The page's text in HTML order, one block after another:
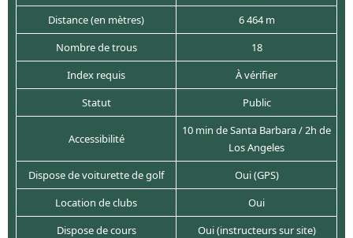
Distance (en mètres)
6 464 m
Nombre de trous
18
Index requis
À vérifier
Statut
Public
Accessibilité
10 min de Santa Barbara / 2h de
Los Angeles
Dispose de voiturette de golf
Oui (GPS)
Location de clubs
Oui
Dispose de cours
Oui (instructeurs sur site)